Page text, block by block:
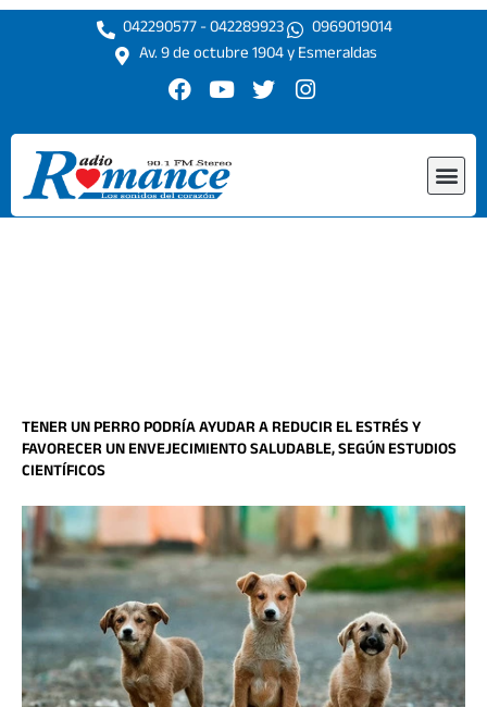
Ir
042290577 - 042289923
0969019014
Av. 9 de octubre 1904 y Esmeraldas
F
c
e
b
o
o
Y
u
t
u
b
e
T
i
r
I
s
r
TENER UN PERRO PODRÍA AYUDAR A REDUCIR EL ESTRÉS Y
FAVORECER UN ENVEJECIMIENTO SALUDABLE, SEGÚN ESTUDIOS
CIENTÍFICOS